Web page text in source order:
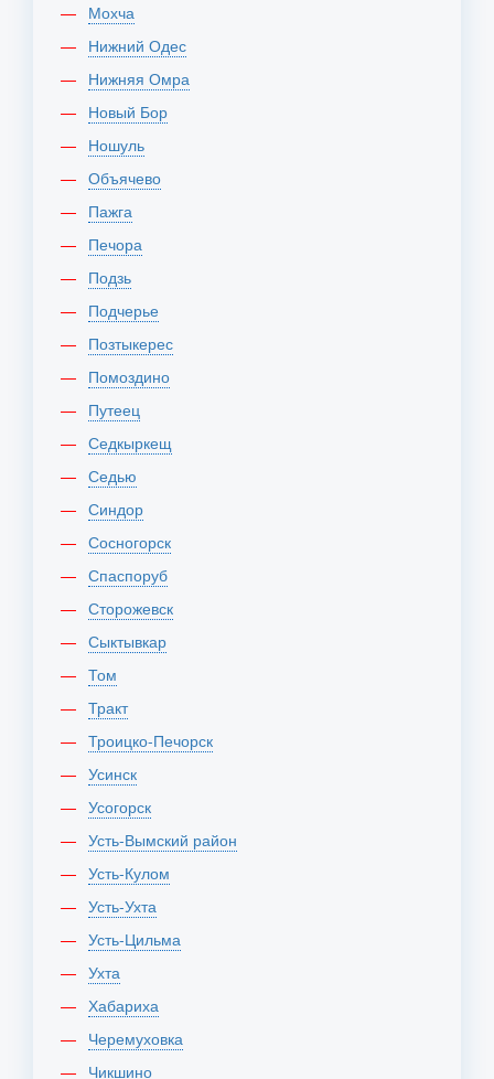
Мохча
Нижний Одес
Нижняя Омра
Новый Бор
Ношуль
Объячево
Пажга
Печора
Подзь
Подчерье
Позтыкерес
Помоздино
Путеец
Седкыркещ
Седью
Синдор
Сосногорск
Спаспоруб
Сторожевск
Сыктывкар
Том
Тракт
Троицко-Печорск
Усинск
Усогорск
Усть-Вымский район
Усть-Кулом
Усть-Ухта
Усть-Цильма
Ухта
Хабариха
Черемуховка
Чикшино